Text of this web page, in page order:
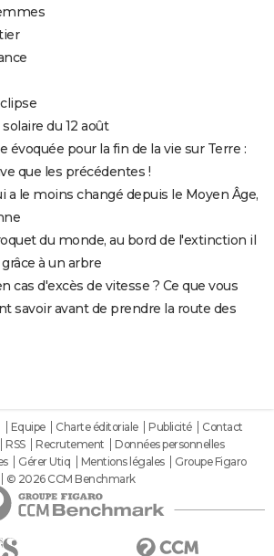
du 12 août
évoquée pour la fin de la vie sur Terre :
que les précédentes !
a le moins changé depuis le Moyen Âge,
du monde, au bord de l'extinction il
à un arbre
cas d'excès de vitesse ? Ce que vous
savoir avant de prendre la route des
Equipe Charte éditoriale Publicité
Contact
RSS Recrutement
Données personnelles
Gérer Utiq Mentions légales
Groupe Figaro
© 2026 CCM Benchmark